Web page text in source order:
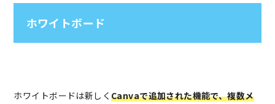
ホワイトボード
ホワイトボードは新しくCanvaで追加された機能で、複数メ